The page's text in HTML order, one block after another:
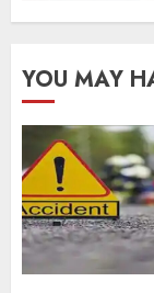
YOU MAY